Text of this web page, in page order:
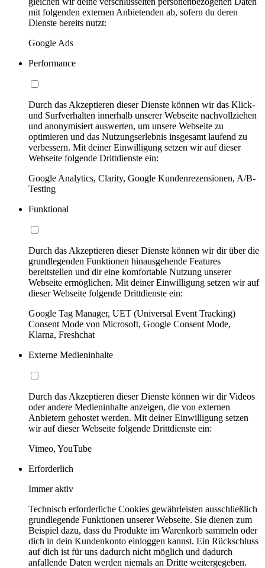
mit folgenden externen Anbietenden ab, sofern du deren
Dienste bereits nutzt:
Google Ads
Performance
Durch das Akzeptieren dieser Dienste können wir das Klick-
und Surfverhalten innerhalb unserer Webseite nachvollziehen
und anonymisiert auswerten, um unsere Webseite zu
optimieren und das Nutzungserlebnis insgesamt laufend zu
verbessern. Mit deiner Einwilligung setzen wir auf dieser
Webseite folgende Drittdienste ein:
Google Analytics, Clarity, Google Kundenrezensionen, A/B-
Testing
Funktional
Durch das Akzeptieren dieser Dienste können wir dir über die
grundlegenden Funktionen hinausgehende Features
bereitstellen und dir eine komfortable Nutzung unserer
Webseite ermöglichen. Mit deiner Einwilligung setzen wir auf
dieser Webseite folgende Drittdienste ein:
Google Tag Manager, UET (Universal Event Tracking)
Consent Mode von Microsoft, Google Consent Mode,
Klarna, Freshchat
Externe Medieninhalte
Durch das Akzeptieren dieser Dienste können wir dir Videos
oder andere Medieninhalte anzeigen, die von externen
Anbietern gehostet werden. Mit deiner Einwilligung setzen
wir auf dieser Webseite folgende Drittdienste ein:
Vimeo, YouTube
Erforderlich
Immer aktiv
Technisch erforderliche Cookies gewährleisten ausschließlich
grundlegende Funktionen unserer Webseite. Sie dienen zum
Beispiel dazu, dass du Produkte im Warenkorb sammeln oder
dich in dein Kundenkonto einloggen kannst. Ein Rückschluss
auf dich ist für uns dadurch nicht möglich und dadurch
anfallende Daten werden niemals an Dritte weitergegeben.